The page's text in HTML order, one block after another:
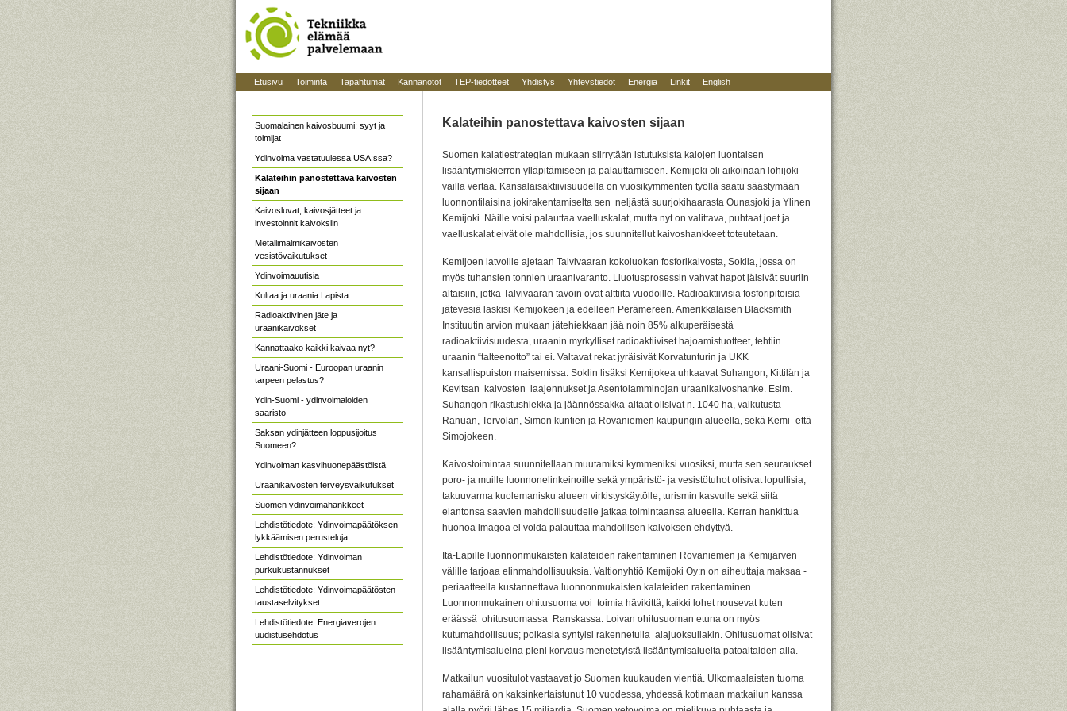
Etusivu Toiminta Tapahtumat Kannanotot TEP-tiedotteet Yhdistys Yhteystiedot Energia Linkit English
Kalateihin panostettava kaivosten sijaan
Suomen kalatiestrategian mukaan siirrytään istutuksista kalojen luontaisen
lisääntymiskierron ylläpitämiseen ja palauttamiseen. Kemijoki oli aikoinaan lohijoki
vailla vertaa. Kansalaisaktiivisuudella on vuosikymmenten työllä saatu säästymään
luonnontilaisina jokirakentamiselta sen neljästä suurjokihaarasta Ounasjoki ja Ylinen
Kemijoki. Näille voisi palauttaa vaelluskalat, mutta nyt on valittava, puhtaat joet ja
vaelluskalat eivät ole mahdollisia, jos suunnitellut kaivoshankkeet toteutetaan.
Kemijoen latvoille ajetaan Talvivaaran kokoluokan fosforikaivosta, Soklia, jossa on
myös tuhansien tonnien uraanivaranto. Liuotusprosessin vahvat hapot jäisivät suuriin
altaisiin, jotka Talvivaaran tavoin ovat alttiita vuodoille. Radioaktiivisia fosforipitoisia
jätevesiä laskisi Kemijokeen ja edelleen Perämereen. Amerikkalaisen Blacksmith
Instituutin arvion mukaan jätehiekkaan jää noin 85% alkuperäisestä
radioaktiivisuudesta, uraanin myrkylliset radioaktiiviset hajoamistuotteet, tehtiin
uraanin “talteenotto” tai ei. Valtavat rekat jyräisivät Korvatunturin ja UKK
kansallispuiston maisemissa. Soklin lisäksi Kemijokea uhkaavat Suhangon, Kittilän ja
Kevitsan kaivosten laajennukset ja Asentolamminojan uraanikaivoshanke. Esim.
Suhangon rikastushiekka ja jäännössakka-altaat olisivat n. 1040 ha, vaikutusta
Ranuan, Tervolan, Simon kuntien ja Rovaniemen kaupungin alueella, sekä Kemi- että
Simojokeen.
Kaivostoimintaa suunnitellaan muutamiksi kymmeniksi vuosiksi, mutta sen seuraukset
poro- ja muille luonnonelinkeinoille sekä ympäristö- ja vesistötuhot olisivat lopullisia,
takuuvarma kuolemanisku alueen virkistyskäytölle, turismin kasvulle sekä siitä
elantonsa saavien mahdollisuudelle jatkaa toimintaansa alueella. Kerran hankittua
huonoa imagoa ei voida palauttaa mahdollisen kaivoksen ehdyttyä.
Itä-Lapille luonnonmukaisten kalateiden rakentaminen Rovaniemen ja Kemijärven
välille tarjoaa elinmahdollisuuksia. Valtionyhtiö Kemijoki Oy:n on aiheuttaja maksaa -
periaatteella kustannettava luonnonmukaisten kalateiden rakentaminen.
Luonnonmukainen ohitusuoma voi toimia hävikittä; kaikki lohet nousevat kuten
eräässä ohitusuomassa Ranskassa. Loivan ohitusuoman etuna on myös
kutumahdollisuus; poikasia syntyisi rakennetulla alajuoksullakin. Ohitusuomat olisivat
lisääntymisalueina pieni korvaus menetetyistä lisääntymisalueita patoaltaiden alla.
Matkailun vuositulot vastaavat jo Suomen kuukauden vientiä. Ulkomaalaisten tuoma
rahamäärä on kaksinkertaistunut 10 vuodessa, yhdessä kotimaan matkailun kanssa
Suomalainen kaivosbuumi: syyt ja
toimijat
Ydinvoima vastatuulessa USA:ssa?
Kalateihin panostettava kaivosten
sijaan
Kaivosluvat, kaivosjätteet ja
investoinnit kaivoksiin
Metallimalmikaivosten
vesistövaikutukset
Ydinvoimauutisia
Kultaa ja uraania Lapista
Radioaktiivinen jäte ja
uraanikaivokset
Kannattaako kaikki kaivaa nyt?
Uraani-Suomi - Euroopan uraanin
tarpeen pelastus?
Ydin-Suomi - ydinvoimaloiden
saaristo
Saksan ydinjätteen loppusijoitus
Suomeen?
Ydinvoiman kasvihuonepäästöistä
Uraanikaivosten terveysvaikutukset
Suomen ydinvoimahankkeet
Lehdistötiedote: Ydinvoimapäätöksen
lykkäämisen perusteluja
Lehdistötiedote: Ydinvoiman
purkukustannukset
Lehdistötiedote: Ydinvoimapäätösten
taustaselvitykset
Lehdistötiedote: Energiaverojen
uudistusehdotus